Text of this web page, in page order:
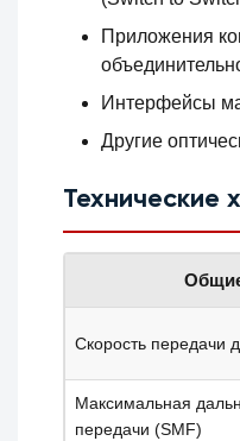
Приложения
Интерфейсы
Другие
Технические
Скорость передачи
Максимальная
передачи (SMF)